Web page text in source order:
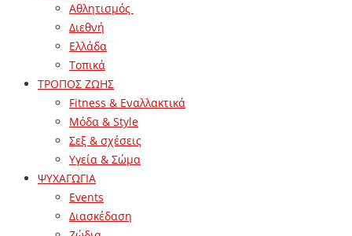
Αθλητισμός
Διεθνή
Ελλάδα
Τοπικά
ΤΡΟΠΟΣ ΖΩΗΣ
Fitness & Εναλλακτικά
Μόδα & Style
Σεξ & σχέσεις
Υγεία & Σώμα
ΨΥΧΑΓΩΓΙΑ
Events
Διασκέδαση